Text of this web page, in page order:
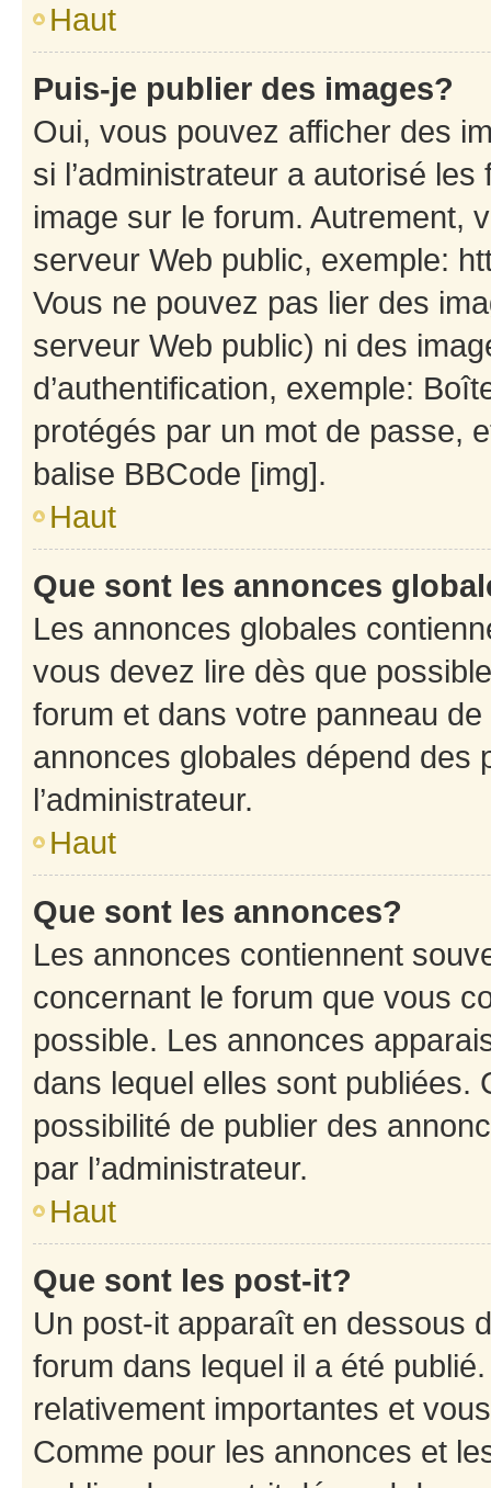
Haut
Puis-je publier des images?
Oui, vous pouvez afficher des
si l’administrateur a autorisé
image sur le forum. Autrement,
serveur Web public, exemple:
Vous ne pouvez pas lier des
serveur Web public) ni des
d’authentification, exemple:
protégés par un mot de passe,
balise BBCode [img].
Haut
Que sont les annonces
Les annonces globales
vous devez lire dès que
forum et dans votre panneau
annonces globales dépend des
l’administrateur.
Haut
Que sont les annonces?
Les annonces contiennent
concernant le forum que vous
possible. Les annonces
dans lequel elles sont publiées.
possibilité de publier des
par l’administrateur.
Haut
Que sont les post-it?
Un post-it apparaît en dessous
forum dans lequel il a été
relativement importantes et
Comme pour les annonces et